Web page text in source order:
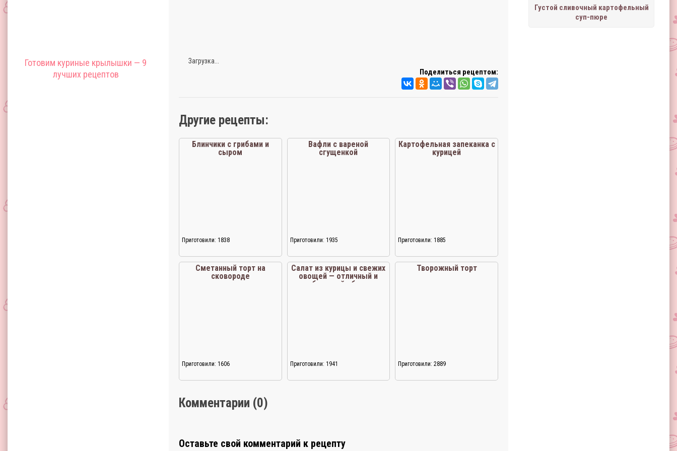
Готовим куриные крылышки — 9
лучших рецептов
Густой сливочный картофельный
суп-пюре
Загрузка...
Поделиться рецептом:
Другие рецепты:
Блинчики с грибами и
сыром
Приготовили: 1838
Вафли с вареной
сгущенкой
Приготовили: 1935
Картофельная запеканка с
курицей
Приготовили: 1885
Сметанный торт на
сковороде
Приготовили: 1606
Салат из курицы и свежих
овощей — отличный и
быстрый обед
Приготовили: 1941
Творожный торт
Приготовили: 2889
Комментарии (0)
Оставьте свой комментарий к рецепту